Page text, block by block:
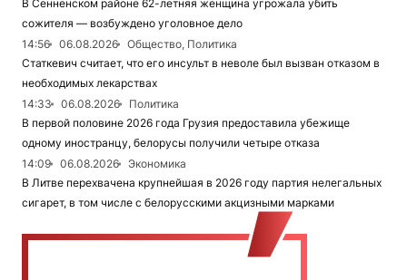
В Сенненском районе 62-летняя женщина угрожала убить
сожителя — возбуждено уголовное дело
14:56
06.08.2026
Общество, Политика
Статкевич считает, что его инсульт в неволе был вызван отказом в
необходимых лекарствах
14:33
06.08.2026
Политика
В первой половине 2026 года Грузия предоставила убежище
одному иностранцу, белорусы получили четыре отказа
14:09
06.08.2026
Экономика
В Литве перехвачена крупнейшая в 2026 году партия нелегальных
сигарет, в том числе с белорусскими акцизными марками